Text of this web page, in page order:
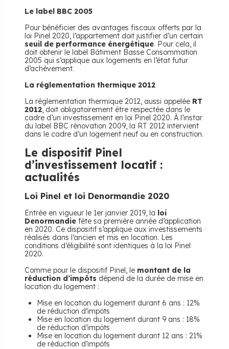
Le label BBC 2005
Pour bénéficier des avantages fiscaux offerts par la
loi Pinel 2020, l’appartement doit justifier d’un certain
seuil de performance énergétique. Pour cela, il
doit obtenir le label Bâtiment Basse Consommation
2005 qui s’applique aux logements en l’état futur
d’achèvement.
La réglementation thermique 2012
La réglementation thermique 2012, aussi appelée RT
2012, doit obligatoirement être respectée dans le
cadre d’un investissement en loi Pinel 2020. À l’instar
du label BBC rénovation 2009, la RT 2012 intervient
dans le cadre d’un logement neuf ou en construction.
Le dispositif Pinel
d’investissement locatif :
actualités
Loi Pinel et loi Denormandie 2020
Entrée en vigueur le 1er janvier 2019, la loi
Denormandie fête sa première année d’application
en 2020. Ce dispositif s’applique aux investissements
réalisés dans l’ancien et mis en location. Les
conditions d’éligibilité sont identiques à la loi Pinel
2020.
Comme pour le dispositif Pinel, le montant de la
réduction d’impôts dépend de la durée de mise en
location du logement :
Mise en location du logement durant 6 ans : 12%
de réduction d’impôts
Mise en location du logement durant 9 ans : 18%
de réduction d’impôts
Mise en location du logement durant 12 ans : 21%
de réduction d’impôts